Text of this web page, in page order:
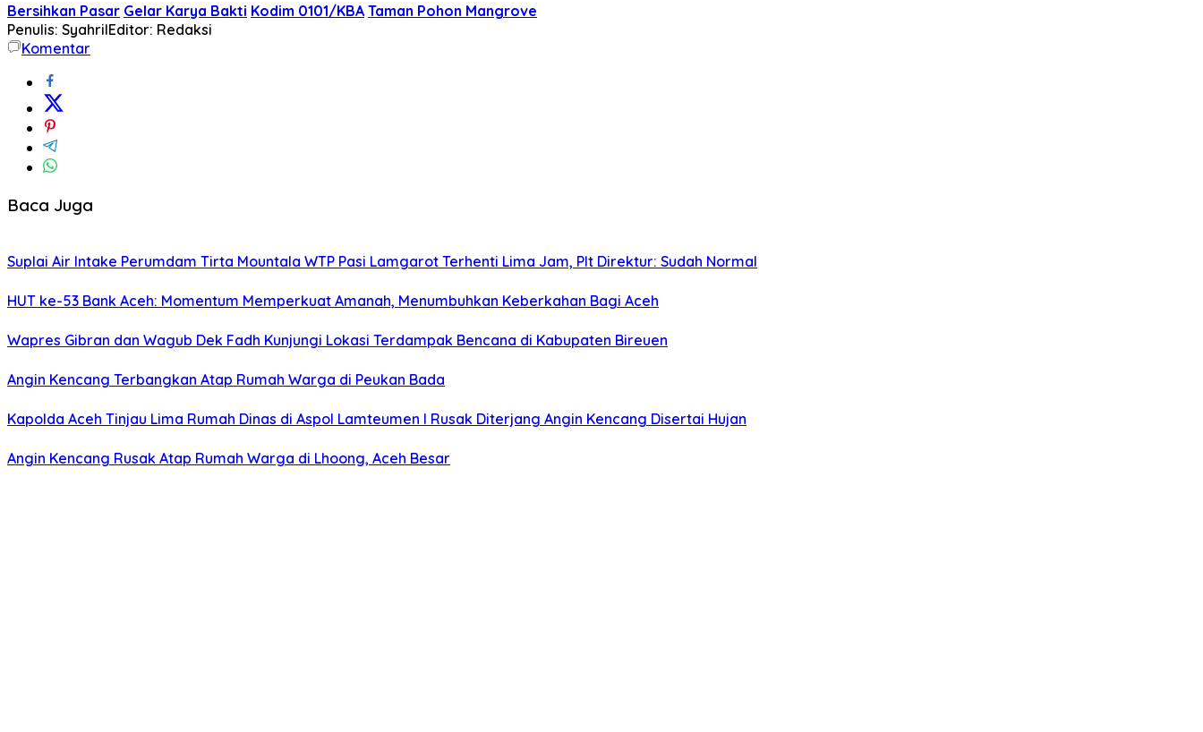
Bersihkan Pasar Gelar Karya Bakti Kodim 0101/KBA Taman Pohon Mangrove
Penulis: SyahrilEditor: Redaksi
Komentar
Baca Juga
Suplai Air Intake Perumdam Tirta Mountala WTP Pasi Lamgarot Terhenti Lima Jam, Plt Direktur: Sudah Normal
HUT ke-53 Bank Aceh: Momentum Memperkuat Amanah, Menumbuhkan Keberkahan Bagi Aceh
Wapres Gibran dan Wagub Dek Fadh Kunjungi Lokasi Terdampak Bencana di Kabupaten Bireuen
Angin Kencang Terbangkan Atap Rumah Warga di Peukan Bada
Kapolda Aceh Tinjau Lima Rumah Dinas di Aspol Lamteumen I Rusak Diterjang Angin Kencang Disertai Hujan
Angin Kencang Rusak Atap Rumah Warga di Lhoong, Aceh Besar